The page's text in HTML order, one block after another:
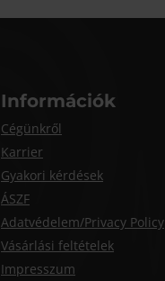
Információk
Cégünkről
Karrier
Gyakori kérdések
ÁSZF
Adatvédelem/Privacy Policy
Vásárlási feltételek
Impresszum